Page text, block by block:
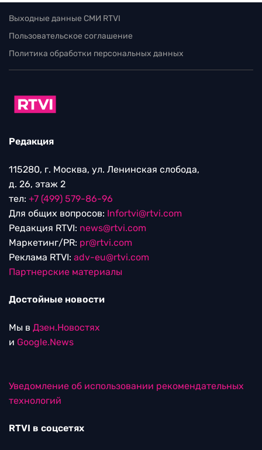
Выходные данные СМИ RTVI
Пользовательское соглашение
Политика обработки персональных данных
Редакция
115280, г. Москва, ул. Ленинская слобода,
д. 26, этаж 2
тел: +7 (499) 579-86-96
Для общих вопросов: Infortvi@rtvi.com
Редакция RTVI: news@rtvi.com
Маркетинг/PR: pr@rtvi.com
Реклама RTVI: adv-eu@rtvi.com
Партнерские материалы
Достойные новости
Мы в Дзен.Новостях
и Google.News
Уведомление об использовании рекомендательных
технологий
RTVI в соцсетях